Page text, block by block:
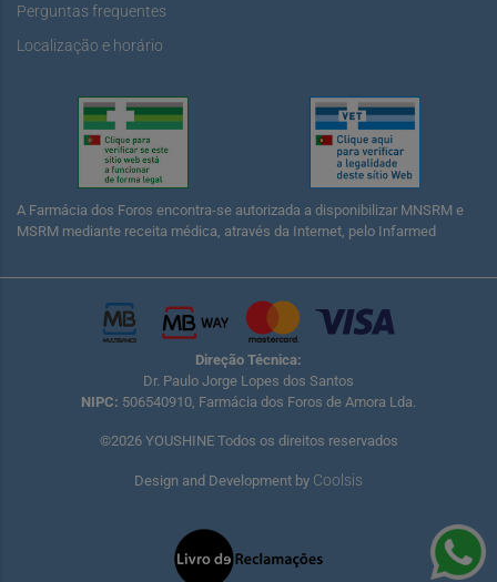
Perguntas frequentes
Localização e horário
A Farmácia dos Foros encontra-se autorizada a disponibilizar MNSRM e
MSRM mediante receita médica, através da Internet, pelo Infarmed
Direção Técnica:
Dr. Paulo Jorge Lopes dos Santos
NIPC: 506540910, Farmácia dos Foros de Amora Lda.
©2026 YOUSHINE Todos os direitos reservados
Design and Development by Coolsis